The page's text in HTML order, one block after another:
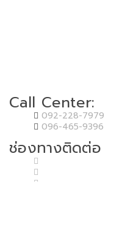
Call Center:
092-228-7979
096-465-9396
ช่องทางติดต่อ